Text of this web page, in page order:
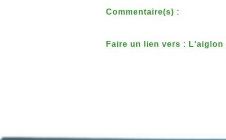
Commentaire(s) :
Faire un lien vers : L'aiglon